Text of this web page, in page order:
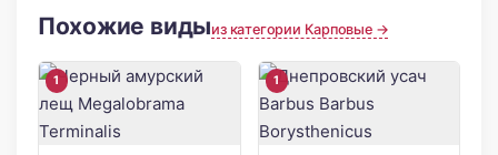
Похожие видыиз категории Карповые →
1 1